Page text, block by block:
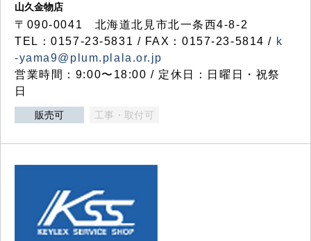
山久金物店
〒090-0041 北海道北見市北一条西4-8-2
TEL：0157-23-5831 / FAX：0157-23-5814 / k
-yama9@plum.plala.or.jp
営業時間：9:00〜18:00 / 定休日：日曜日・祝祭
日
販売可 工事・取付可